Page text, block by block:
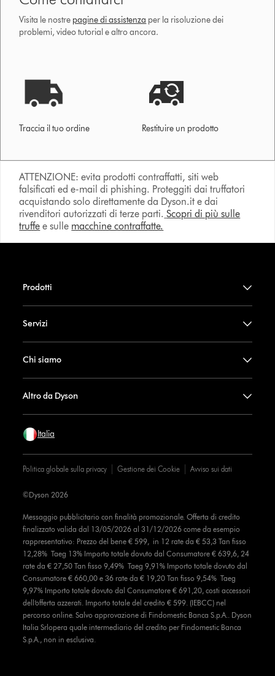
Visita le nostre pagine di assistenza per la risoluzione dei
problemi, video tutorial e altro ancora.
Traccia il tuo ordine Restituire un prodotto
ATTENZIONE: evita prodotti contraffatti, siti web
falsificati ed e-mail di phishing. Proteggiti dai truffatori
acquistando solo direttamente da Dyson.it e dai
rivenditori autorizzati di terze parti. Scopri di più sulle
truffe e sulle macchine contraffatte.
Prodotti
Servizi
Chi siamo
Altro da Dyson
Italia
Politica globale sulla privacy Gestione dei Cookie Avviso sui dati
Messaggio pubblicitario con finalità promozionale. Offerta di credito
finalizzato valida dal 13/05/2026 al 31/12/2026 come da esempio
rappresentativo: Prezzo del bene € 599, in 12 rate da € 53,3 Tan fisso
12,28% Taeg 13% Importo totale dovuto dal Consumatore € 639,6, 24
rate da € 27,50 Tan fisso 9,49% Taeg 9,91% Importo totale dovuto dal
Consumatore € 660,00 e 36 rate da € 19,20 Tan fisso 9,54% Taeg
9,97% Importo totale dovuto dal Consumatore € 691,20, costi accessori
dell’offerta azzerati. Importo totale del credito € 599. (IEBCC) nel
percorso online. Salvo approvazione di Findomestic Banca S.p.A.. Dyson
Italia Srlopera quale intermediario del credito per Findomestic Banca
S.p.A., non in esclusiva.
©Dyson 2026